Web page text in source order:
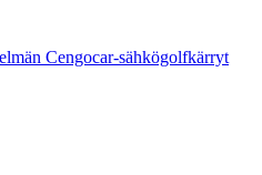
Cengocar-sähkögolfkärryt